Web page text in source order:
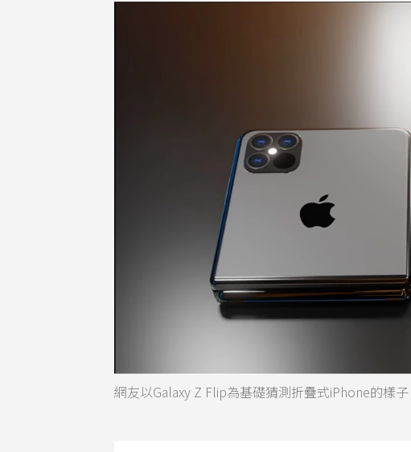
網友以Galaxy Z Flip為基礎猜測折疊式iPhone的樣